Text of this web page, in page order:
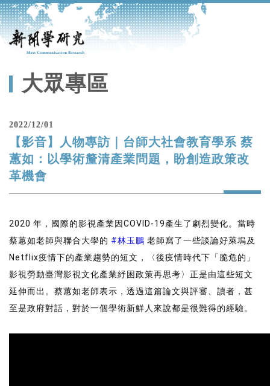
大眾專區
2022/12/01
【影音】人物專訪｜台師大社會教育學系 蔡
蕙如：以學術釐清產業問題，盼創造政策改
革機會
2020 年，國際的影視產業因COVID-19產生了劇烈變化。當時
蔡蕙如老師與聯合大學的 #林玉鵬 老師寫了一些談論好萊塢及
Netflix疫情下的產業趨勢的短文，〈後疫情時代下「脆危的」
影視勞動臺灣影視文化產業紓困政策再思考〉正是由這些短文
延伸而出。蔡蕙如老師表示，透過這篇論文與評審、讀者，甚
至是政府對話，對於一個學術新鮮人來說都是很難得的經驗。